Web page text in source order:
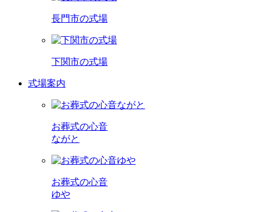
長門市の式場
下関市の式場
式場案内
お葬式の心音
ながと
お葬式の心音
ゆや